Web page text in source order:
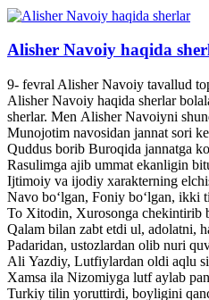
Alisher Navoiy haqida
9- fevral Alisher Navoiy tavallud
Alisher Navoiy haqida sherlar
sherlar. Men Alisher Navoiyni
Munojotim navosidan jannat sori
Quddus borib Buroqida jannatga
Rasulimga ajib ummat ekanligin
Ijtimoiy va ijodiy xarakterning
Navo bo‘lgan, Foniy bo‘lgan, ikki
To Xitodin, Xurosonga chekintirib
Qalam bilan zabt etdi ul, adolatni,
Padaridan, ustozlardan olib nuri
Ali Yazdiy, Lutfiylardan oldi aqlu
Xamsa ila Nizomiyga lutf aylab
Turkiy tilin yoruttirdi, boyligini